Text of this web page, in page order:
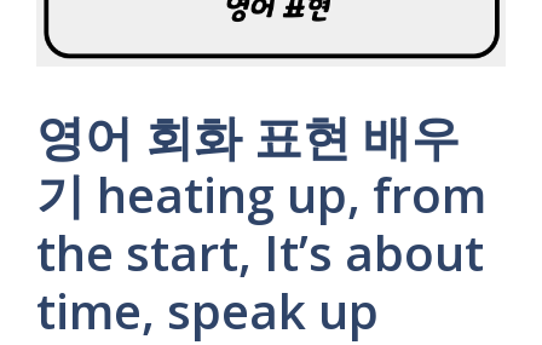
영어 회화 표현 배우
기 heating up, from
the start, It’s about
time, speak up